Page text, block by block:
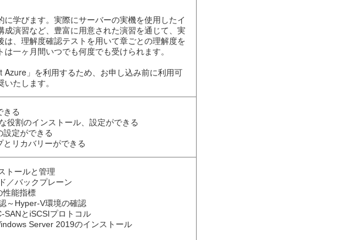
学びます。実際にサーバーの実機を使用したイ
成演習など、豊富に用意された演習を通じて、実
、理解度確認テストを用いて章ごとの理解度を
一ヶ月間いつでも何度でも受けられます。
」を利用するため、お申し込み前に利用可
たします。
きる
役割のインストール、設定ができる
定ができる
リカバリーができる
トールと管理